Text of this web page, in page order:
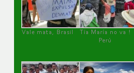
Vale mata, Brasil
Tía María no va !
Perú